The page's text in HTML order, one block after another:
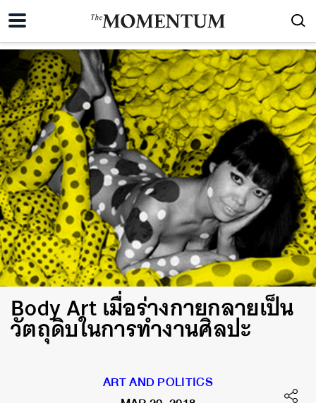
Body Art เมื่อร่างกายกลายเป็น
วัตถุดิบในการทำงานศิลปะ
ART AND POLITICS